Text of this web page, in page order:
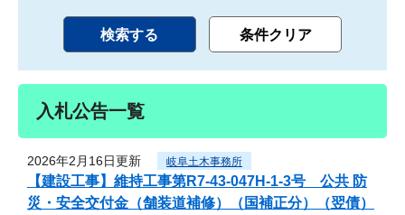
入札公告一覧
2026年2月16日更新 岐阜土木事務所
【建設工事】維持工事第R7-43-047H-1-3号 公共 防
災・安全交付金（舗装道補修）（国補正分）（翌債）